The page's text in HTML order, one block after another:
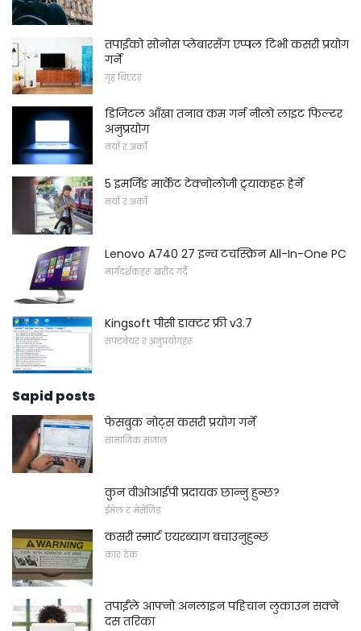
तपाईंको सोनोस प्लेबारसँग एप्पल टिभी कसरी प्रयोग
गर्ने
गृह थिएटर
डिजिटल आँखा तनाव कम गर्न नीलो लाइट फिल्टर
अनुप्रयोग
नयाँ र अर्को
5 इमर्जिङ मार्केट टेक्नोलोजी ट्र्याकहरू हेर्ने
नयाँ र अर्को
Lenovo A740 27 इन्च टचस्क्रिन All-In-One PC
मार्गदर्शकहरू खरीद गर्दै
Kingsoft पीसी डाक्टर फ्री v3.7
सफ्टवेयर र अनुप्रयोगहरू
Sapid posts
फेसबुक नोट्स कसरी प्रयोग गर्ने
सामाजिक संजाल
कुन वीओआईपी प्रदायक छान्नु हुन्छ?
ईमेल र मेसेजिङ
कसरी स्मार्ट एयरब्याग बचाउनुहुन्छ
कार टेक
तपाईंले आफ्नो अनलाइन पहिचान लुकाउन सक्ने
दस तरिका